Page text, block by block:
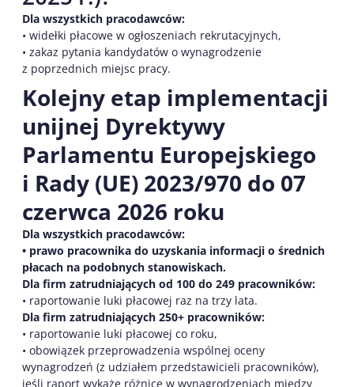
Dla wszystkich pracodawców:
• widełki płacowe w ogłoszeniach rekrutacyjnych,
• zakaz pytania kandydatów o wynagrodzenie
z poprzednich miejsc pracy.
Kolejny etap implementacji
unijnej Dyrektywy
Parlamentu Europejskiego
i Rady (UE) 2023/970 do 07
czerwca 2026 roku
Dla wszystkich pracodawców:
• prawo pracownika do uzyskania informacji o średnich
płacach na podobnych stanowiskach.
Dla firm zatrudniających od 100 do 249 pracowników:
• raportowanie luki płacowej raz na trzy lata.
Dla firm zatrudniających 250+ pracowników:
• raportowanie luki płacowej co roku,
• obowiązek przeprowadzenia wspólnej oceny
wynagrodzeń (z udziałem przedstawicieli pracowników),
jeśli raport wykaże różnicę w wynagrodzeniach między